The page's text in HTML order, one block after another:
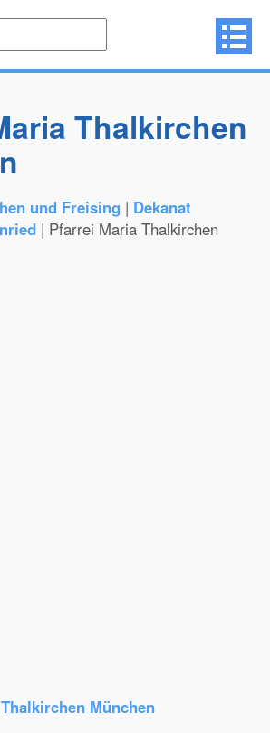
Thalkirchen
und Freising | Dekanat
| Pfarrei Maria Thalkirchen
München